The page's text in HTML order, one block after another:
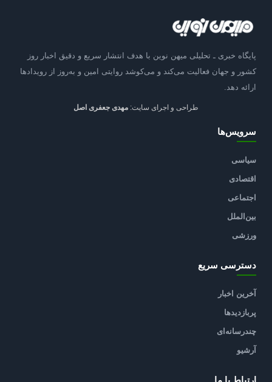
پایگاه خبری ـ تحلیلی میهن نوین با هدف انتشار سریع و دقیق اخبار روز
کشور و جهان فعالیت می‌کند و می‌کوشد روایتی امین و به‌روز از رویدادها
ارائه دهد.
طراحی و اجرای سایت: مهدی جعفری اصل
سرویس‌ها
سیاسی
اقتصادی
اجتماعی
بین‌الملل
ورزشی
دسترسی سریع
آخرین اخبار
پربازدیدها
چندرسانه‌ای
آرشیو